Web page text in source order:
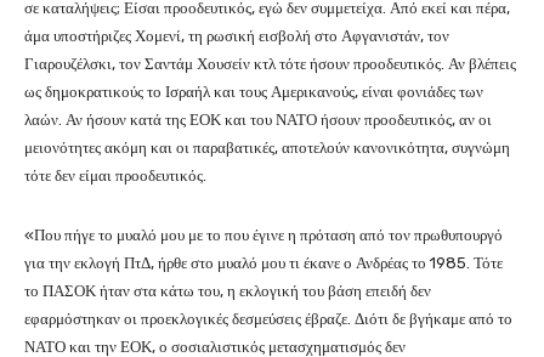
σε καταλήψεις; Είσαι προοδευτικός, εγώ δεν συμμετείχα. Από εκεί και πέρα,
άμα υποστήριζες Χομενί, τη ρωσική εισβολή στο Αφγανιστάν, τον
Γιαρουζέλσκι, τον Σαντάμ Χουσείν κτλ τότε ήσουν προοδευτικός. Αν βλέπεις
ως δημοκρατικούς το Ισραήλ και τους Αμερικανούς, είναι φονιάδες των
λαών. Αν ήσουν κατά της ΕΟΚ και του ΝΑΤΟ ήσουν προοδευτικός, αν οι
μειονότητες ακόμη και οι παραβατικές, αποτελούν κανονικότητα, συγνώμη
τότε δεν είμαι προοδευτικός.
«Που πήγε το μυαλό μου με το που έγινε η πρόταση από τον πρωθυπουργό
για την εκλογή ΠτΔ, ήρθε στο μυαλό μου τι έκανε ο Ανδρέας το 1985. Τότε
το ΠΑΣΟΚ ήταν στα κάτω του, η εκλογική του βάση επειδή δεν
εφαρμόστηκαν οι προεκλογικές δεσμεύσεις έβραζε. Διότι δε βγήκαμε από το
ΝΑΤΟ και την ΕΟΚ, ο σοσιαλιστικός μετασχηματισμός δεν